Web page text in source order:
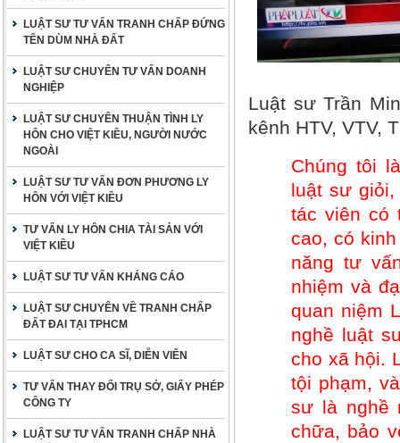
LUẬT SƯ TƯ VẤN TRANH CHẤP ĐỨNG
TÊN DÙM NHÀ ĐẤT
LUẬT SƯ CHUYÊN TƯ VẤN DOANH
NGHIỆP
LUẬT SƯ CHUYÊN THUẬN TÌNH LY
HÔN CHO VIỆT KIỀU, NGƯỜI NƯỚC
NGOÀI
LUẬT SƯ TƯ VẤN ĐƠN PHƯƠNG LY
HÔN VỚI VIỆT KIỀU
TƯ VẤN LY HÔN CHIA TÀI SẢN VỚI
VIỆT KIỀU
LUẬT SƯ TƯ VẤN KHÁNG CÁO
LUẬT SƯ CHUYÊN VỀ TRANH CHẤP
ĐẤT ĐAI TẠI TPHCM
LUẬT SƯ CHO CA SĨ, DIỄN VIÊN
TƯ VẤN THAY ĐỔI TRỤ SỞ, GIẤY PHÉP
CÔNG TY
LUẬT SƯ TƯ VẤN TRANH CHẤP NHÀ
Luật sư Trần
kênh HTV, VTV,
Chúng tôi
luật sư giỏi,
tác viên có
cao, có
năng tư
nhiệm và
quan niệm
nghề luật
cho xã hội.
tội phạm,
sư là nghề
chữa, bảo